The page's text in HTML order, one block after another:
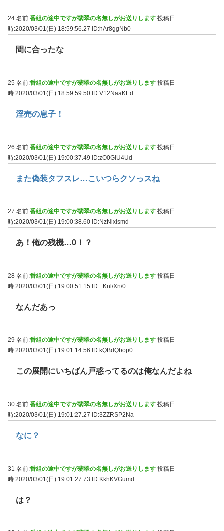
24 名前:番組の途中ですが翡翠の名無しがお送りします 投稿日
時:2020/03/01(日) 18:59:56.27
ID:hAr8ggNb0
間に合ったな
25 名前:番組の途中ですが翡翠の名無しがお送りします 投稿日
時:2020/03/01(日) 18:59:59.50 ID:V12NaaKEd
淫売の息子！
26 名前:番組の途中ですが翡翠の名無しがお送りします 投稿日
時:2020/03/01(日) 19:00:37.49 ID:zO0GIU4Ud
また偽装タフスレ…こいつらクソっスね
27 名前:番組の途中ですが翡翠の名無しがお送りします 投稿日
時:2020/03/01(日) 19:00:38.60 ID:NzNlxlsmd
あ！俺の残機…0！？
28 名前:番組の途中ですが翡翠の名無しがお送りします 投稿日
時:2020/03/01(日) 19:00:51.15 ID:+Knl/Xn/0
なんだあっ
29 名前:番組の途中ですが翡翠の名無しがお送りします 投稿日
時:2020/03/01(日) 19:01:14.56
ID:kQBdQbop0
この展開にいちばん戸惑ってるのは俺なんだよね
30 名前:番組の途中ですが翡翠の名無しがお送りします 投稿日
時:2020/03/01(日) 19:01:27.27
ID:3ZZRSP2Na
なに？
31 名前:番組の途中ですが翡翠の名無しがお送りします 投稿日
時:2020/03/01(日) 19:01:27.73 ID:KkhKVGumd
は？